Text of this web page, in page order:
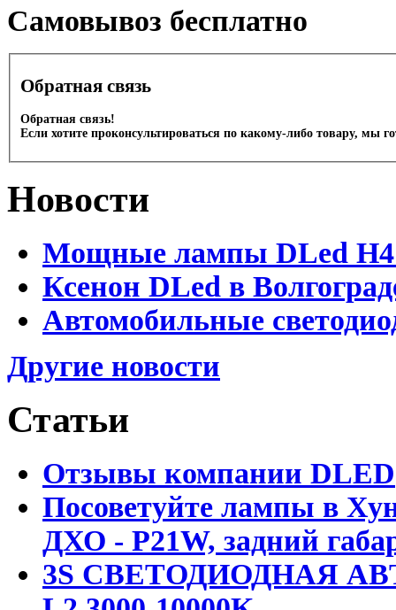
Cамовывоз бесплатно
Обратная связь
Обратная связь!
Если хотите проконсультироваться по какому-либо товару, мы
Новости
Мощные лампы DLed H4
Ксенон DLed в
Автомобильные
Другие новости
Статьи
Отзывы компании DLED
Посоветуйте лампы в
ДХО - P21W, задний
3S СВЕТОДИОДНАЯ